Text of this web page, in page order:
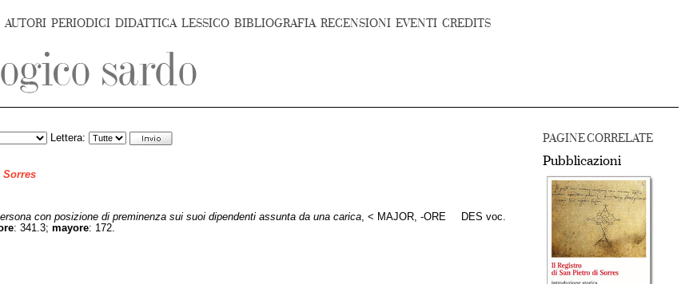
AUTORI PERIODICI DIDATTICA LESSICO BIBLIOGRAFIA RECENSIONI EVENTI CREDITS
PAGINE CORRELATE
Pubblicazioni
Lettera:
con posizione di preminenza sui suoi dipendenti assunta da una carica, < MAJOR, -ORE
DES voc.
: 341.3; mayore: 172.